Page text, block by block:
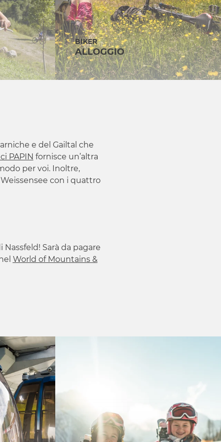
BIKER
ALLOGGIO
e del Gailtal che
PAPIN fornisce un’altra
per voi. Inoltre,
con i quattro
Sarà da pagare
World of Mountains &